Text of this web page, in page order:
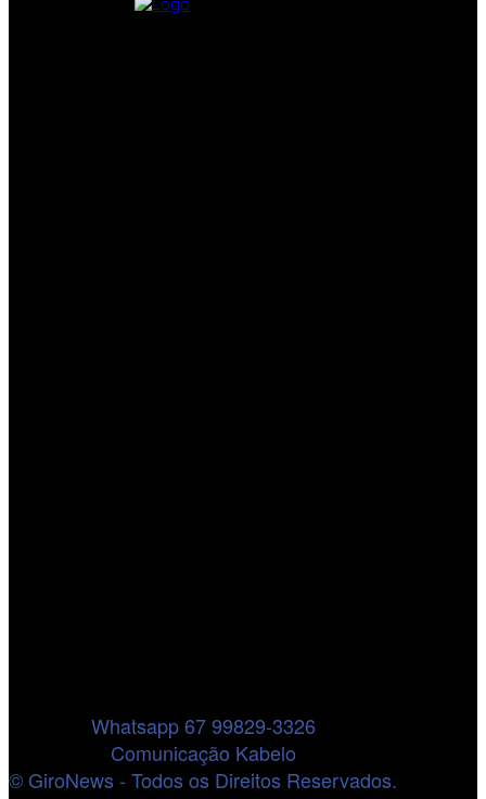
Whatsapp 67 99829-3326
Comunicação Kabelo
© GiroNews - Todos os Direitos Reservados.